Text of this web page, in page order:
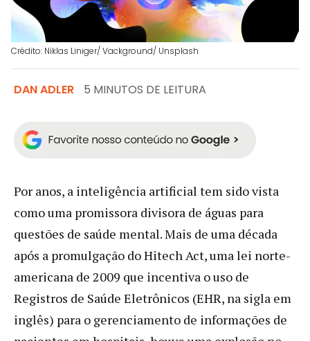
Crédito: Niklas Liniger/ Vackground/ Unsplash
DAN ADLER 5 MINUTOS DE LEITURA
Por anos, a inteligência artificial tem sido vista
como uma promissora divisora de águas para
questões de saúde mental. Mais de uma década
após a promulgação do Hitech Act, uma lei norte-
americana de 2009 que incentiva o uso de
Registros de Saúde Eletrônicos (EHR, na sigla em
inglês) para o gerenciamento de informações de